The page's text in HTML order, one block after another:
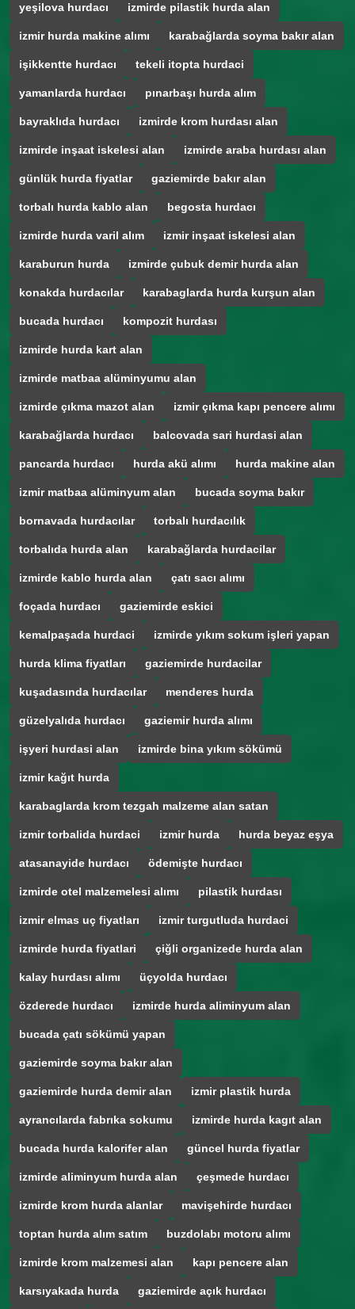
yeşilova hurdacı izmirde pilastik hurda alan
izmir hurda makine alımı karabağlarda soyma bakır alan
işikkentte hurdacı tekeli itopta hurdaci
yamanlarda hurdacı pınarbaşı hurda alım
bayraklıda hurdacı izmirde krom hurdası alan
izmirde inşaat iskelesi alan izmirde araba hurdası alan
günlük hurda fiyatlar gaziemirde bakır alan
torbalı hurda kablo alan begosta hurdacı
izmirde hurda varil alım izmir inşaat iskelesi alan
karaburun hurda izmirde çubuk demir hurda alan
konakda hurdacılar karabaglarda hurda kurşun alan
bucada hurdacı kompozit hurdası
izmirde hurda kart alan
izmirde matbaa alüminyumu alan
izmirde çıkma mazot alan izmir çıkma kapı pencere alımı
karabağlarda hurdacı balcovada sari hurdasi alan
pancarda hurdacı hurda akü alımı hurda makine alan
izmir matbaa alüminyum alan bucada soyma bakır
bornavada hurdacılar torbalı hurdacılık
torbalıda hurda alan karabağlarda hurdacilar
izmirde kablo hurda alan çatı sacı alımı
foçada hurdacı gaziemirde eskici
kemalpaşada hurdaci izmirde yıkım sokum işleri yapan
hurda klima fiyatları gaziemirde hurdacilar
kuşadasında hurdacılar menderes hurda
güzelyalıda hurdacı gaziemir hurda alımı
işyeri hurdasi alan izmirde bina yıkım sökümü
izmir kağıt hurda
karabaglarda krom tezgah malzeme alan satan
izmir torbalida hurdaci izmir hurda hurda beyaz eşya
atasanayide hurdacı ödemişte hurdacı
izmirde otel malzemelesi alımı pilastik hurdası
izmir elmas uç fiyatları izmir turgutluda hurdaci
izmirde hurda fiyatlari çiğli organizede hurda alan
kalay hurdası alımı üçyolda hurdacı
özderede hurdacı izmirde hurda aliminyum alan
bucada çatı sökümü yapan
gaziemirde soyma bakır alan
gaziemirde hurda demir alan izmir plastik hurda
ayrancılarda fabrıka sokumu izmirde hurda kagıt alan
bucada hurda kalorifer alan güncel hurda fiyatlar
izmirde aliminyum hurda alan çeşmede hurdacı
izmirde krom hurda alanlar mavişehirde hurdacı
toptan hurda alım satım buzdolabı motoru alımı
izmirde krom malzemesi alan kapı pencere alan
karsıyakada hurda gaziemirde açık hurdacı